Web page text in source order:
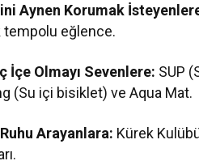
Aynen Korumak
tempolu eğlence.
İçe Olmayı Sevenlere: SUP
(Su içi bisiklet) ve Aqua Mat.
Arayanlara: Kürek